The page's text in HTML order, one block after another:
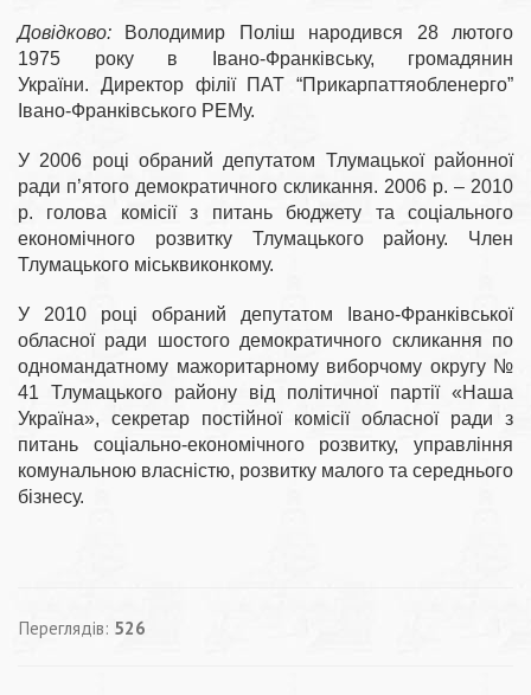
Довідково: Володимир Поліш народився 28 лютого
1975 року в Івано-Франківську, громадянин
України. Директор філії ПАТ “Прикарпаттяобленерго”
Івано-Франківського РЕМу.
У 2006 році обраний депутатом Тлумацької районної
ради п’ятого демократичного скликання. 2006 р. – 2010
р. голова комісії з питань бюджету та соціального
економічного розвитку Тлумацького району. Член
Тлумацького міськвиконкому.
У 2010 році обраний депутатом Івано-Франківської
обласної ради шостого демократичного скликання по
одномандатному мажоритарному виборчому округу №
41 Тлумацького району від політичної партії «Наша
Україна», секретар постійної комісії обласної ради з
питань соціально-економічного розвитку, управління
комунальною власністю, розвитку малого та середнього
бізнесу.
Переглядів: 526